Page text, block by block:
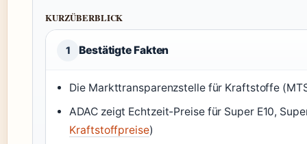
KURZÜBERBLICK
1 Bestätigte Fakten
Die Markttransparenzstelle für Kraftstoffe
ADAC zeigt Echtzeit-Preise für Super E10,
Kraftstoffpreise)